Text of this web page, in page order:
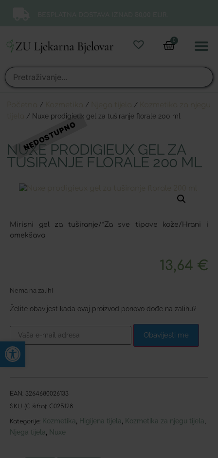
Open toolbar
0
/ / /
/ Nuxe prodigieux gel za tuširanje florale 200 ml
NUXE PRODIGIEUX GEL ZA
TUŠIRANJE FLORALE 200 ML
Mirisni gel za tuširanje/*Za sve tipove kože/Hrani i
omekšava
13,64 €
Nema na zalihi
Želite obavijest kada ovaj proizvod ponovo dođe na zalihu?
Obavijesti me
EAN: 3264680026133
SKU (C šifra): C025128
Kategorije: Kozmetika Higijena tijela Kozmetika za njegu tijela
Njega tijela Nuxe